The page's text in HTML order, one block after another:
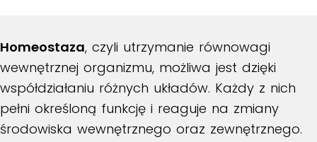
Homeostaza, czyli utrzymanie równowagi
wewnętrznej organizmu, możliwa jest dzięki
współdziałaniu różnych układów. Każdy z nich
pełni określoną funkcję i reaguje na zmiany
środowiska wewnętrznego oraz zewnętrznego.